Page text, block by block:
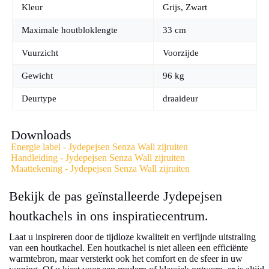
Kleur Grijs, Zwart
Maximale houtbloklengte 33 cm
Vuurzicht Voorzijde
Gewicht 96 kg
Deurtype draaideur
Downloads
Energie label - Jydepejsen Senza Wall zijruiten
Handleiding - Jydepejsen Senza Wall zijruiten
Maattekening - Jydepejsen Senza Wall zijruiten
Bekijk de pas geïnstalleerde Jydepejsen
houtkachels in ons inspiratiecentrum.
Laat u inspireren door de tijdloze kwaliteit en verfijnde uitstraling
van een houtkachel. Een houtkachel is niet alleen een efficiënte
warmtebron, maar versterkt ook het comfort en de sfeer in uw